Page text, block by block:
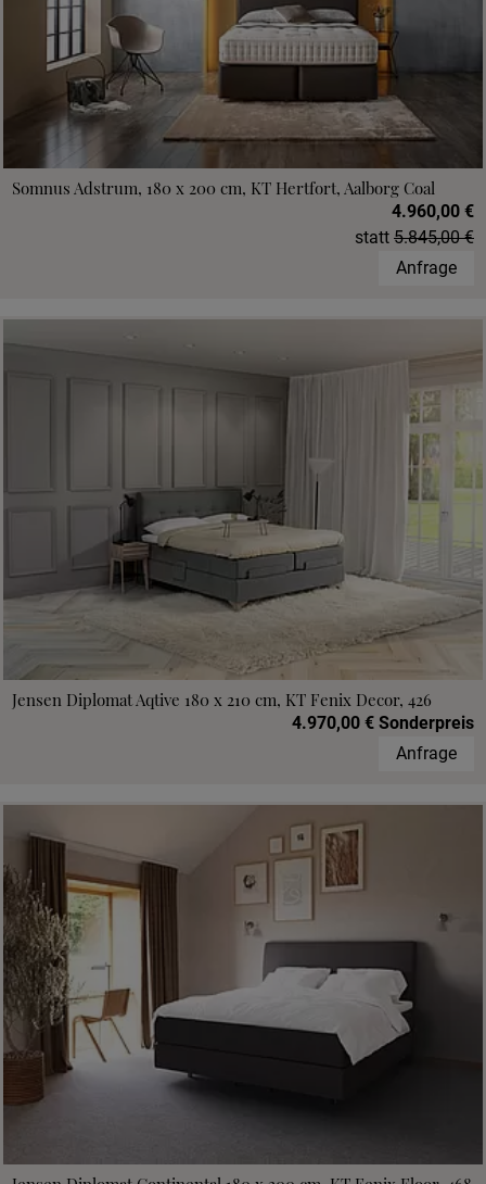
Somnus Adstrum, 180 x 200 cm, KT Hertfort, Aalborg Coal
4.960,00 €
statt 5.845,00 €
Anfrage
Jensen Diplomat Aqtive 180 x 210 cm, KT Fenix Decor, 426
4.970,00 € Sonderpreis
Anfrage